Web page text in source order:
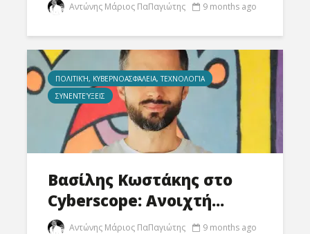
Αντώνης Μάριος ΠαΠαγιώτης 9 months ago
ΠΟΛΙΤΙΚΉ, ΚΥΒΕΡΝΟΑΣΦΆΛΕΙΑ, ΤΕΧΝΟΛΟΓΊΑ
ΣΥΝΕΝΤΕΎΞΕΙΣ
Βασίλης Κωστάκης στο
Cyberscope: Ανοιχτή...
Αντώνης Μάριος ΠαΠαγιώτης 9 months ago